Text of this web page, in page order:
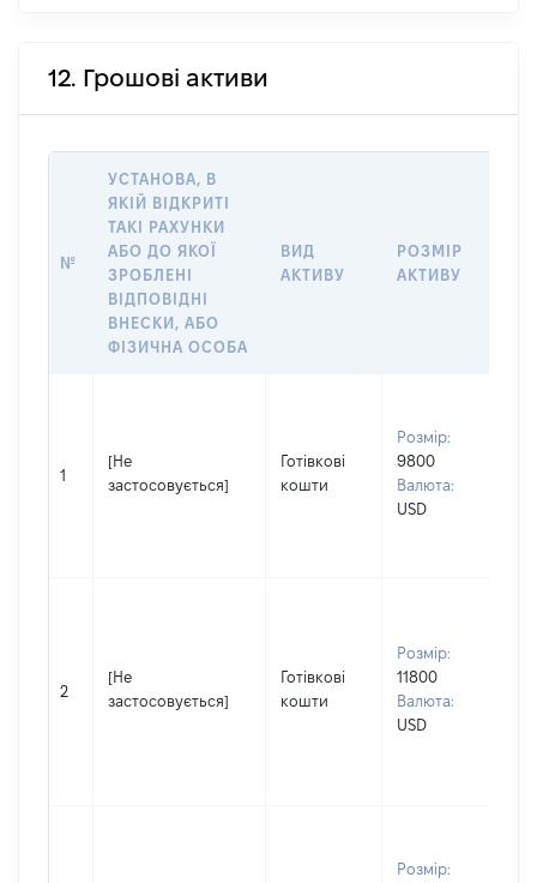
12. Грошові активи
№
УСТАНОВА, В
ЯКІЙ ВІДКРИТІ
ТАКІ РАХУНКИ
АБО ДО ЯКОЇ
ЗРОБЛЕНІ
ВІДПОВІДНІ
ВНЕСКИ, АБО
ФІЗИЧНА ОСОБА
ВИД
АКТИВУ
РОЗМІР
АКТИВУ
1
[Не
застосовується]
Готівкові
кошти
Розмір:
9800
Валюта:
USD
2
[Не
застосовується]
Готівкові
кошти
Розмір:
11800
Валюта:
USD
Розмір: